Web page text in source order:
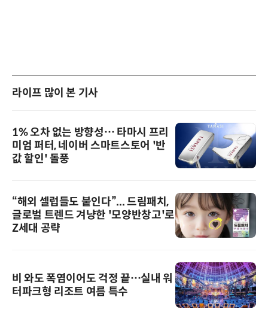
라이프 많이 본 기사
1% 오차 없는 방향성… 타마시 프리
미엄 퍼터, 네이버 스마트스토어 '반
값 할인' 돌풍
“해외 셀럽들도 붙인다”... 드림패치,
글로벌 트렌드 겨냥한 '모양반창고'로
Z세대 공략
비 와도 폭염이어도 걱정 끝…실내 워
터파크형 리조트 여름 특수